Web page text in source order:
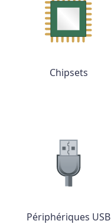
Chipsets
Périphériques USB